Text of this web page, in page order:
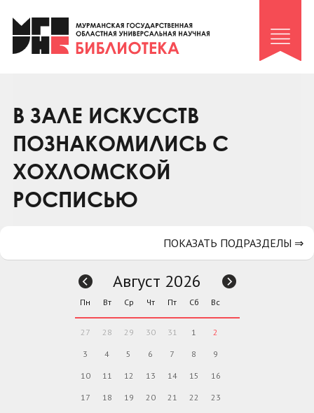
Клуб «Гиря и сельдерей»
Клуб «Семейный архив»
Коллегам
Контакты
В ЗАЛЕ ИСКУССТВ
ПОЗНАКОМИЛИСЬ С
ХОХЛОМСКОЙ
РОСПИСЬЮ
ПОКАЗАТЬ ПОДРАЗДЕЛЫ ⇒
Август 2026
Пн Вт Ср Чт Пт Сб Вс
27 28 29 30 31 1 2
3 4 5 6 7 8 9
10 11 12 13 14 15 16
17 18 19 20 21 22 23